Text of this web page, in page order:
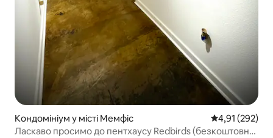
Кондомініум у місті Мемфіс Середня
4,91 (292)
Ласкаво просимо до пентхаусу Redbirds (безкоштовне